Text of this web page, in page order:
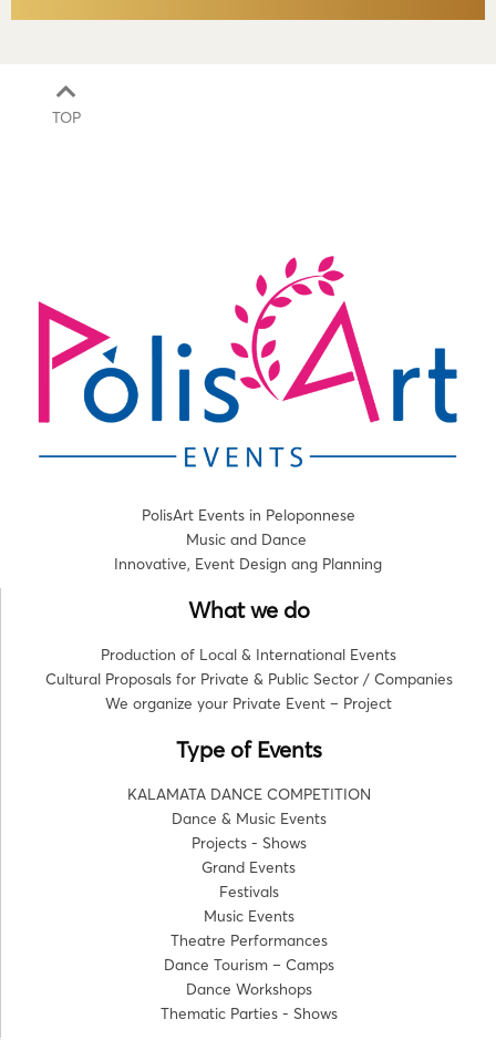
TOP
PolisArt Events in Peloponnese
Music and Dance
Innovative, Event Design ang Planning
What we do
Production of Local & International Events
Cultural Proposals for Private & Public Sector / Companies
We organize your Private Event – Project
Type of Events
KALAMATA DANCE COMPETITION
Dance & Music Events
Projects - Shows
Grand Events
Festivals
Music Events
Theatre Performances
Dance Tourism – Camps
Dance Workshops
Thematic Parties - Shows